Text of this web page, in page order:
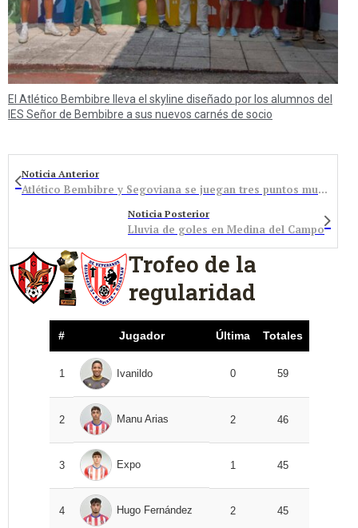
El Atlético Bembibre lleva el skyline diseñado por los alumnos del
IES Señor de Bembibre a sus nuevos carnés de socio
Noticia Anterior
Atlético Bembibre y Segoviana se juegan tres puntos muy importantes en La Devesa
Noticia Posterior
Lluvia de goles en Medina del Campo
Trofeo de la
regularidad
# Jugador Última Totales
1 Ivanildo 0 59
2 Manu Arias 2 46
3 Expo 1 45
4 Hugo Fernández 2 45